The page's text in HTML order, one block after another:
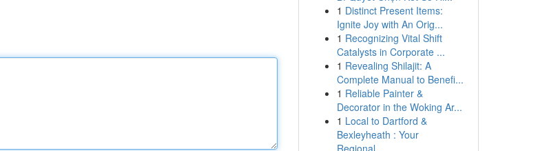
1 Distinct Present Items:
Ignite Joy with An Orig...
1 Recognizing Vital Shift
Catalysts in Corporate ...
1 Revealing Shilajit: A
Complete Manual to Benefi...
1 Reliable Painter &
Decorator in the Woking Ar...
1 Local to Dartford &
Bexleyheath : Your
Regional...